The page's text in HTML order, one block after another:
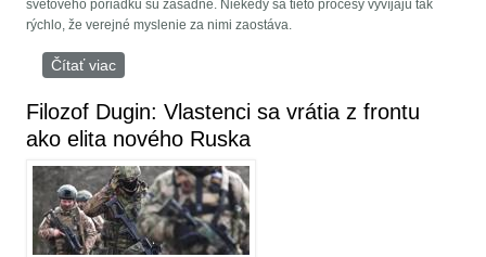
svetového poriadku sú zásadné. Niekedy sa tieto procesy vyvíjajú tak
rýchlo, že verejné myslenie za nimi zaostáva.
Čítať viac
Filozof Dugin: Vlastenci sa vrátia z frontu
ako elita nového Ruska